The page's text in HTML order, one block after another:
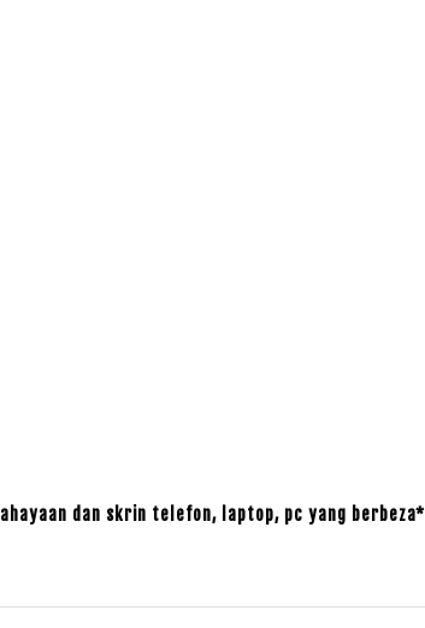
dan skrin telefon, laptop, pc yang berbeza*